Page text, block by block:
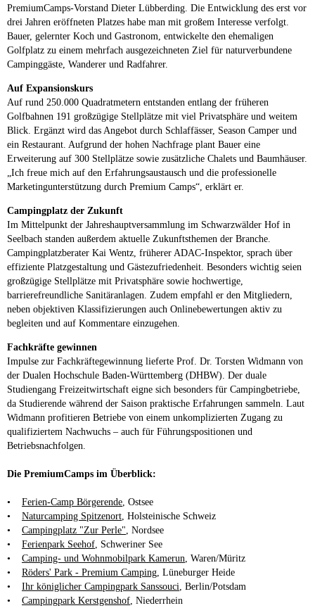
PremiumCamps-Vorstand Dieter Lübberding. Die Entwicklung des erst vor
drei Jahren eröffneten Platzes habe man mit großem Interesse verfolgt.
Bauer, gelernter Koch und Gastronom, entwickelte den ehemaligen
Golfplatz zu einem mehrfach ausgezeichneten Ziel für naturverbundene
Campinggäste, Wanderer und Radfahrer.
Auf Expansionskurs
Auf rund 250.000 Quadratmetern entstanden entlang der früheren
Golfbahnen 191 großzügige Stellplätze mit viel Privatsphäre und weitem
Blick. Ergänzt wird das Angebot durch Schlaffässer, Season Camper und
ein Restaurant. Aufgrund der hohen Nachfrage plant Bauer eine
Erweiterung auf 300 Stellplätze sowie zusätzliche Chalets und Baumhäuser.
„Ich freue mich auf den Erfahrungsaustausch und die professionelle
Marketingunterstützung durch Premium Camps“, erklärt er.
Campingplatz der Zukunft
Im Mittelpunkt der Jahreshauptversammlung im Schwarzwälder Hof in
Seelbach standen außerdem aktuelle Zukunftsthemen der Branche.
Campingplatzberater Kai Wentz, früherer ADAC-Inspektor, sprach über
effiziente Platzgestaltung und Gästezufriedenheit. Besonders wichtig seien
großzügige Stellplätze mit Privatsphäre sowie hochwertige,
barrierefreundliche Sanitäranlagen. Zudem empfahl er den Mitgliedern,
neben objektiven Klassifizierungen auch Onlinebewertungen aktiv zu
begleiten und auf Kommentare einzugehen.
Fachkräfte gewinnen
Impulse zur Fachkräftegewinnung lieferte Prof. Dr. Torsten Widmann von
der Dualen Hochschule Baden-Württemberg (DHBW). Der duale
Studiengang Freizeitwirtschaft eigne sich besonders für Campingbetriebe,
da Studierende während der Saison praktische Erfahrungen sammeln. Laut
Widmann profitieren Betriebe von einem unkomplizierten Zugang zu
qualifiziertem Nachwuchs – auch für Führungspositionen und
Betriebsnachfolgen.
Die PremiumCamps im Überblick:
• Ferien-Camp Börgerende , Ostsee
• Naturcamping Spitzenort , Holsteinische Schweiz
• Campingplatz "Zur Perle" , Nordsee
• Ferienpark Seehof , Schweriner See
• Camping- und Wohnmobilpark Kamerun , Waren/Müritz
• Röders' Park - Premium Camping , Lüneburger Heide
• Ihr königlicher Campingpark Sanssouci , Berlin/Potsdam
• Campingpark Kerstgenshof , Niederrhein